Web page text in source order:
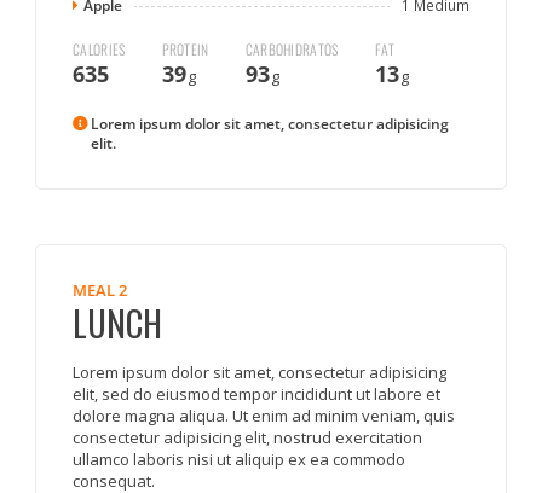
Apple 1 Medium
CALORIES
635
PROTEIN
39g
CARBOHIDRATOS
93g
FAT
13g
Lorem ipsum dolor sit amet, consectetur adipisicing
elit.
MEAL 2
LUNCH
Lorem ipsum dolor sit amet, consectetur adipisicing
elit, sed do eiusmod tempor incididunt ut labore et
dolore magna aliqua. Ut enim ad minim veniam, quis
consectetur adipisicing elit, nostrud exercitation
ullamco laboris nisi ut aliquip ex ea commodo
consequat.